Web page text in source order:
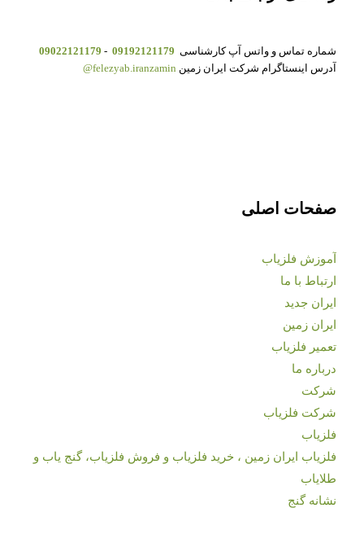
شماره تماس و واتس آپ کارشناسی 09192121179
-
09022121179
آدرس اینستاگرام شرکت ایران زمین felezyab.iranzamin@
صفحات اصلی
آموزش فلزیاب
ارتباط با ما
ایران جدید
ایران زمین
تعمیر فلزیاب
درباره ما
شرکت
شرکت فلزیاب
فلزیاب
فلزیاب ایران زمین ، خرید فلزیاب و فروش فلزیاب، گنج یاب و
طلایاب
نشانه گنج